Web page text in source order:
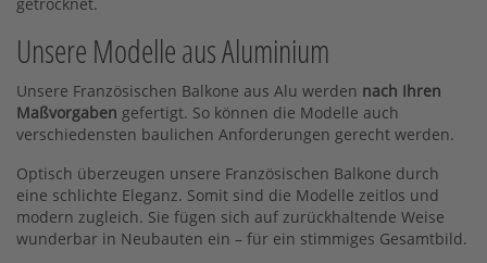
Unsere Modelle aus Aluminium
Unsere Französischen Balkone aus Alu werden nach Ihren
Maßvorgaben gefertigt. So können die Modelle auch
verschiedensten baulichen Anforderungen gerecht werden.
Optisch überzeugen unsere Französischen Balkone durch
eine schlichte Eleganz. Somit sind die Modelle zeitlos und
modern zugleich. Sie fügen sich auf zurückhaltende Weise
wunderbar in Neubauten ein – für ein stimmiges Gesamtbild.